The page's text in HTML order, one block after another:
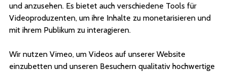
und anzusehen. Es bietet auch verschiedene Tools für
Videoproduzenten, um ihre Inhalte zu monetarisieren und
mit ihrem Publikum zu interagieren.
Wir nutzen Vimeo, um Videos auf unserer Website
einzubetten und unseren Besuchern qualitativ hochwertige